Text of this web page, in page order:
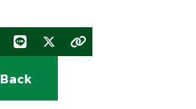
Back